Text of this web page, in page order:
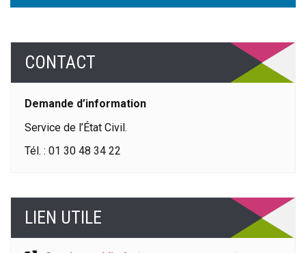
CONTACT
Demande d’information
Service de l’État Civil.
Tél. : 01 30 48 34 22
LIEN UTILE